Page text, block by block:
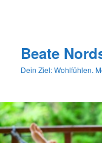
Beate
Dein Ziel: Wohlfühlen.